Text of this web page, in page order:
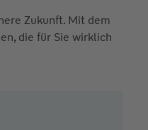
Zukunft. Mit dem
die für Sie wirklich